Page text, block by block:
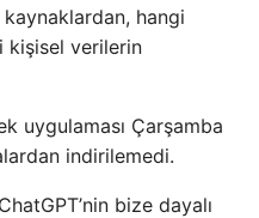
hangi
kişisel verilerin
uygulaması Çarşamba
indirilemedi.
bize dayalı